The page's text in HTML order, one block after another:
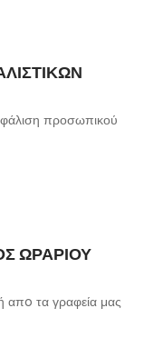
προσωπικού
ΩΡΑΡΊΟΥ
απo τα γραφεία μας